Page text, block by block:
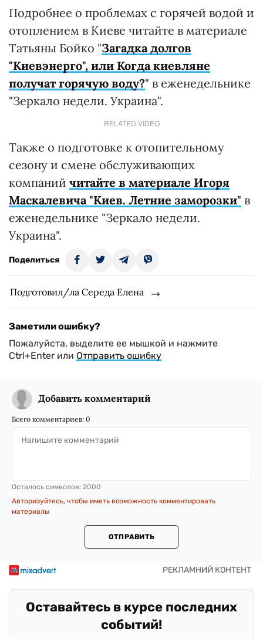
Подробнее о проблемах с горячей водой и
отоплением в Киеве читайте в материале
Татьяны Бойко "Загадка долгов
"Киевэнерго", или Когда киевляне
получат горячую воду?" в еженедельнике
"Зеркало недели. Украина".
RELATED VIDEO
Также о подготовке к отопительному
сезону и смене обслуживающих
компаний читайте в материале Игоря
Маскалевича "Киев. Летние заморозки" в
еженедельнике "Зеркало недели.
Украина".
Поделиться
Подготовил/ла Середа Елена
Заметили ошибку?
Пожалуйста, выделите ее мышкой и нажмите
Ctrl+Enter или Отправить ошибку
Добавить комментарий
Всего комментариев: 0
Осталось символов: 2000
Авторизуйтесь, чтобы иметь возможность комментировать
материалы
ОТПРАВИТЬ
Оставайтесь в курсе последних
событий!